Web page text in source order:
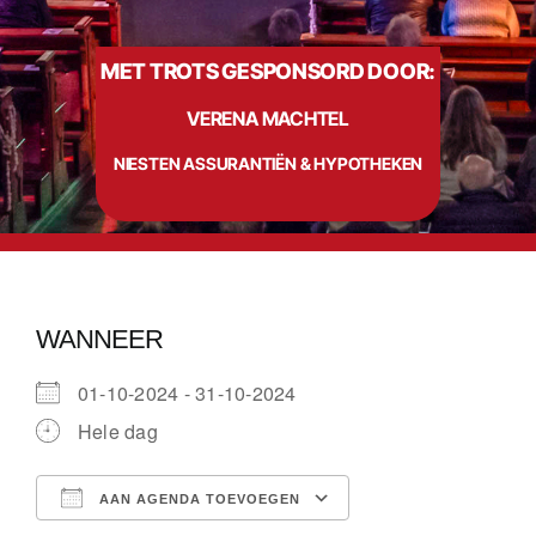
MET TROTS GESPONSORD DOOR:
VERENA MACHTEL
NIESTEN ASSURANTIËN & HYPOTHEKEN
Info
Contact
WANNEER
01-10-2024 - 31-10-2024
Hele dag
AAN AGENDA TOEVOEGEN